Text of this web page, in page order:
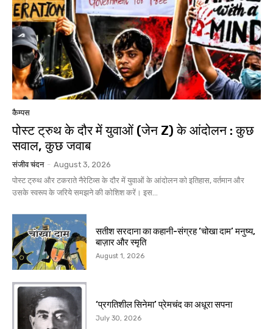
कैम्पस
पोस्ट ट्रुथ के दौर में युवाओं (जेन Z) के आंदोलन : कुछ
सवाल, कुछ जवाब
संजीव चंदन - August 3, 2026
पोस्ट ट्रुथ और टकराते नैरेटिव्स के दौर में युवाओं के आंदोलन को इतिहास, वर्तमान और
उसके स्वरूप के जरिये समझने की कोशिश करें। इस...
सतीश सरदाना का कहानी-संग्रह ‘चोखा दाम’ मनुष्य,
बाज़ार और स्मृति
August 1, 2026
‘प्रगतिशील सिनेमा’ प्रेमचंद का अधूरा सपना
July 30, 2026